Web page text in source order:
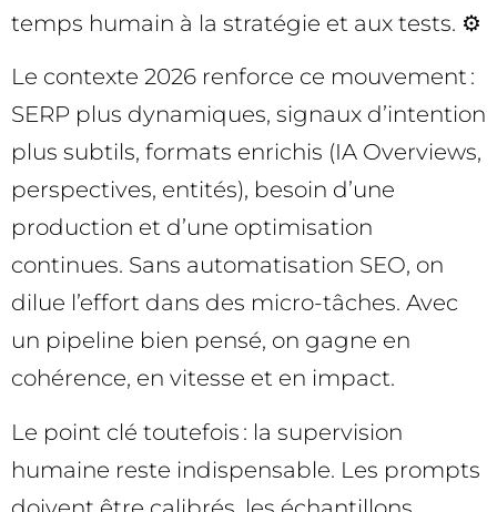
temps humain à la stratégie et aux tests. ⚙️
Le contexte 2026 renforce ce mouvement :
SERP plus dynamiques, signaux d’intention
plus subtils, formats enrichis (IA Overviews,
perspectives, entités), besoin d’une
production et d’une optimisation
continues. Sans automatisation SEO, on
dilue l’effort dans des micro-tâches. Avec
un pipeline bien pensé, on gagne en
cohérence, en vitesse et en impact.
Le point clé toutefois : la supervision
humaine reste indispensable. Les prompts